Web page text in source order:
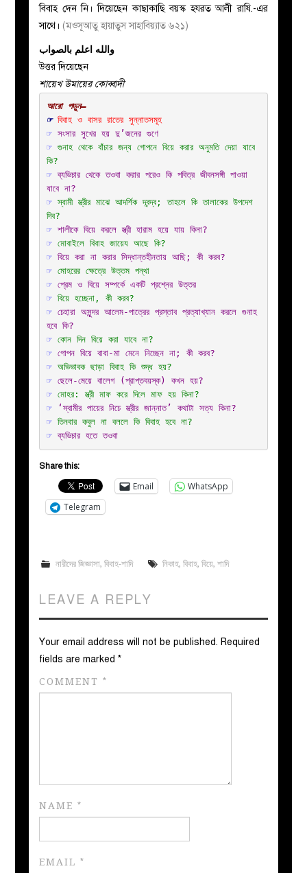
বিবাহ দেন নি। দিয়েছেন কাছাকাছি বয়স্ক হযরত আলী রাযি.-এর
সাথে। (মওসূআতু হায়াতুস সাহাবিয়্যাত ৬২১)
والله اعلم بالصواب
উত্তর দিয়েছেন
শায়েখ উমায়ের কোব্বাদী
আরো পড়ুন–
☞ বিবাহ ও বাসর রাতের সুন্নাতসমূহ
☞ সংসার সুখের হয় দু’জনের গুণে
☞ গুনাহ থেকে বাঁচার জন্য গোপনে বিয়ে করার অনুমতি দেয়া যাবে
কি?
☞ ব্যভিচার থেকে ত‌ওবা করার পরেও কি পবিত্র জীবনসঙ্গী পাওয়া
যাবে না?
☞ স্বামী স্ত্রীর মাঝে আদর্শিক দ্বন্দ্ব; তাহলে কি তালাকের উপদেশ
দিব?
☞ শালীকে বিয়ে করলে স্ত্রী হারাম হয়ে যায় কিনা?
☞ মোবাইলে বিবাহ জায়েয আছে কি?
☞ বিয়ে করা না করার সিদ্ধান্তহীনতায় আছি; কী করব?
☞ মোহরের ক্ষেত্রে উত্তম পন্থা
☞ প্রেম ও বিয়ে সম্পর্কে একটি প্রশ্নের উত্তর
☞ বিয়ে হচ্ছেনা, কী করব?
☞ চেহারা অসুন্দর আলেম-পাত্রের প্রস্তাব প্রত্যাখ্যান করলে গুনাহ
হবে কি?
☞ কোন দিন বিয়ে করা যাবে না?
☞ গোপন বিয়ে বাবা-মা মেনে নিচ্ছেন না; কী করব?
☞ অভিভাবক ছাড়া বিবাহ কি শুদ্ধ হয়?
☞ ছেলে-মেয়ে বালেগ (প্রাপ্তবয়স্ক) কখন হয়?
☞ মোহর: স্ত্রী মাফ করে দিলে মাফ হয় কিনা?
☞
‘স্বামীর পায়ের নিচে স্ত্রীর জান্নাত’ কথাটা সত্য কিনা?
☞ তিনবার কবুল না বললে কি বিবাহ হবে না?
☞ ব্যভিচার হতে তওবা
Share this:
Email
WhatsApp
Telegram
নারীদের জিজ্ঞাসা, বিবাহ-শাদি নিকাহ, বিবাহ, বিয়ে, শাদি
LEAVE A REPLY
Your email address will not be published. Required
fields are marked*
COMMENT*
NAME*
EMAIL*